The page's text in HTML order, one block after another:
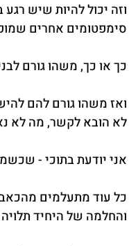
וזה יכול להיות שיש
סימפטומים אחרים
כך או כך, משהו גורם
ואז משהו גורם להם
לא הובא לקשר, מה לא
אני יודעת בתוכי -
כל עוד מתעלמים
והחלמה של היחיד